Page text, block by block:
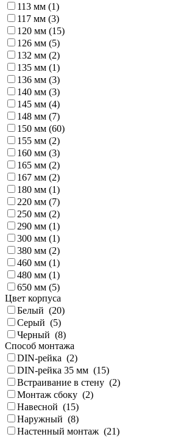
113 мм (1)
117 мм (3)
120 мм (15)
126 мм (5)
132 мм (2)
135 мм (1)
136 мм (3)
140 мм (3)
145 мм (4)
148 мм (7)
150 мм (60)
155 мм (2)
160 мм (3)
165 мм (2)
167 мм (2)
180 мм (1)
220 мм (7)
250 мм (2)
290 мм (1)
300 мм (1)
380 мм (2)
460 мм (1)
480 мм (1)
650 мм (5)
Цвет корпуса
Белый (20)
Серый (5)
Черный (8)
Способ монтажа
DIN-рейка (2)
DIN-рейка 35 мм (15)
Встраивание в стену (2)
Монтаж сбоку (2)
Навесной (15)
Наружный (8)
Настенный монтаж (21)